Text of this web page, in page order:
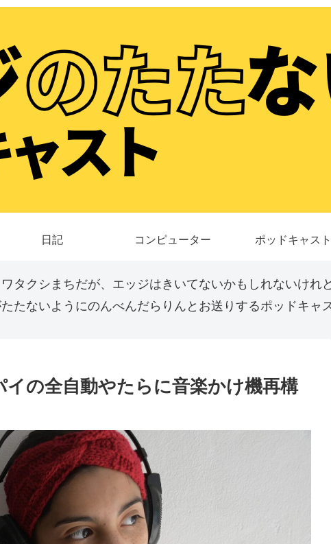
日記 コンピューター ポッドキャスト
タクシまちだが、エッジはきいてないかもしれないけ
たないようにのんべんだらりんとお送りするポッドキャ
の全自動やたらに音楽かけ機再構